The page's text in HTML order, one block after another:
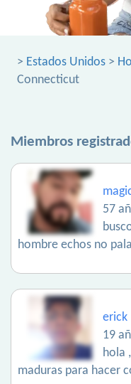
> Estados Unidos >
Connecticut
Miembros
57
hombre echos no
erick
19
hola
maduras para hacer